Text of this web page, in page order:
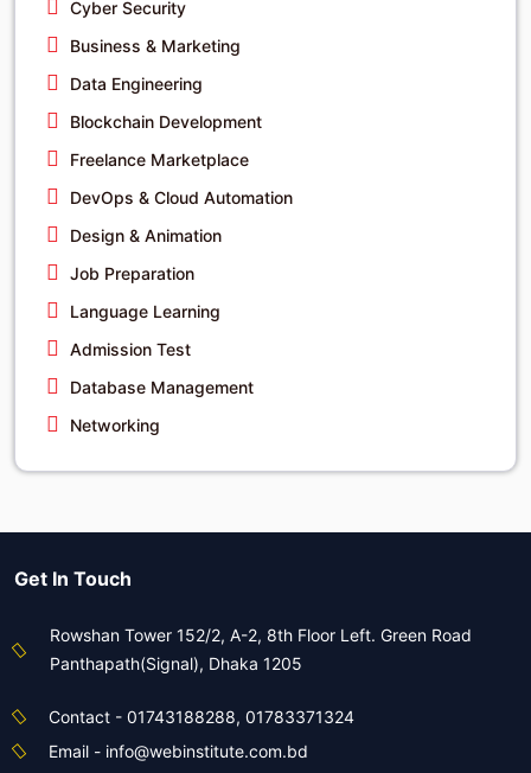
Cyber Security
Business & Marketing
Data Engineering
Blockchain Development
Freelance Marketplace
DevOps & Cloud Automation
Design & Animation
Job Preparation
Language Learning
Admission Test
Database Management
Networking
Get In Touch
Rowshan Tower 152/2, A-2, 8th Floor Left. Green Road
Panthapath(Signal), Dhaka 1205
Contact - 01743188288, 01783371324
Email - info@webinstitute.com.bd